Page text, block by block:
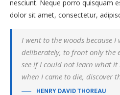
nesciunt. Neque porro quisquam
dolor sit amet, consectetur,
I went to the woods because I
deliberately, to front only the
see if I could not learn what
when I came to die, discover
HENRY DAVID THOREAU